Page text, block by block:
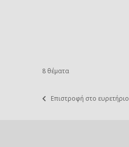
8 θέματα
Επιστροφή στο ευρετήριο